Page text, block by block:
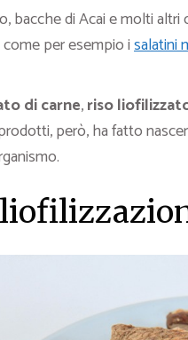
bacche di Acai e molti altri
per esempio isalatini
di carne,riso
però, ha fatto